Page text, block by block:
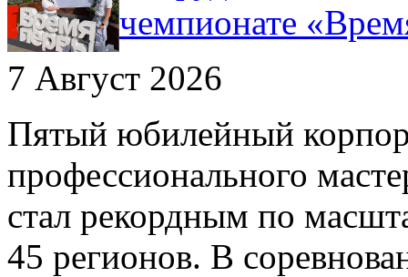
чемпионате
7 Август 2026
Пятый юбилейный
профессионального
стал рекордным по
45 регионов. В